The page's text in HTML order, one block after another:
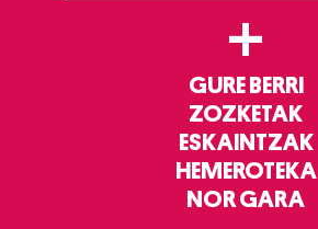
+
GURE BERRI
ZOZKETAK
ESKAINTZAK
HEMEROTEKA
NOR GARA